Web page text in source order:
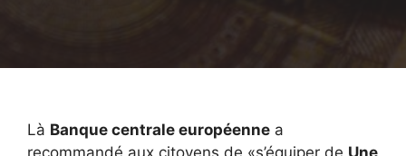
Là Banque centrale européenne a
recommandé aux citoyens de «s’équiper de Une